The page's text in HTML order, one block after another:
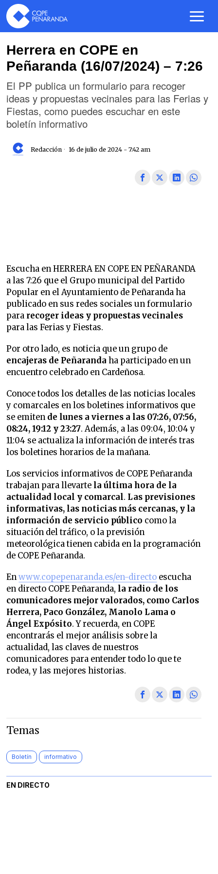
Herrera en COPE en
Peñaranda (16/07/2024) – 7:26
El PP publica un formulario para recoger
ideas y propuestas vecinales para las Ferias y
Fiestas, como puedes escuchar en este
boletín informativo
Redacción 16 de julio de 2024 - 7:42 am
Escucha en HERRERA EN COPE EN PEÑARANDA
a las 7:26 que el Grupo municipal del Partido
Popular en el Ayuntamiento de Peñaranda ha
publicado en sus redes sociales un formulario
para recoger ideas y propuestas vecinales
para las Ferias y Fiestas.
Por otro lado, es noticia que un grupo de
encajeras de Peñaranda ha participado en un
encuentro celebrado en Cardeñosa.
Conoce todos los detalles de las noticias locales
y comarcales en los boletines informativos que
se emiten de lunes a viernes a las 07:26, 07:56,
08:24, 19:12 y 23:27. Además, a las 09:04, 10:04 y
11:04 se actualiza la información de interés tras
los boletines horarios de la mañana.
Los servicios informativos de COPE Peñaranda
trabajan para llevarte la última hora de la
actualidad local y comarcal. Las previsiones
informativas, las noticias más cercanas, y la
información de servicio público como la
situación del tráfico, o la previsión
meteorológica tienen cabida en la programación
de COPE Peñaranda.
Enwww.copepenaranda.es/en-directo escucha
en directo COPE Peñaranda, la radio de los
comunicadores mejor valorados, como Carlos
Herrera, Paco González, Manolo Lama o
Ángel Expósito. Y recuerda, en COPE
encontrarás el mejor análisis sobre la
actualidad, las claves de nuestros
comunicadores para entender todo lo que te
rodea, y las mejores historias.
Temas
Boletín informativo
EN DIRECTO